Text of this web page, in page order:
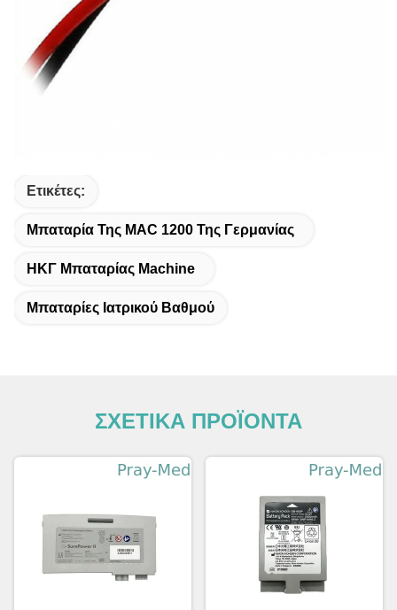
Ετικέτες:
Μπαταρία Της MAC 1200 Της Γερμανίας
ΗΚΓ Μπαταρίας Machine
Μπαταρίες Ιατρικού Βαθμού
ΣΧΕΤΙΚΑ ΠΡΟΪΟΝΤΑ